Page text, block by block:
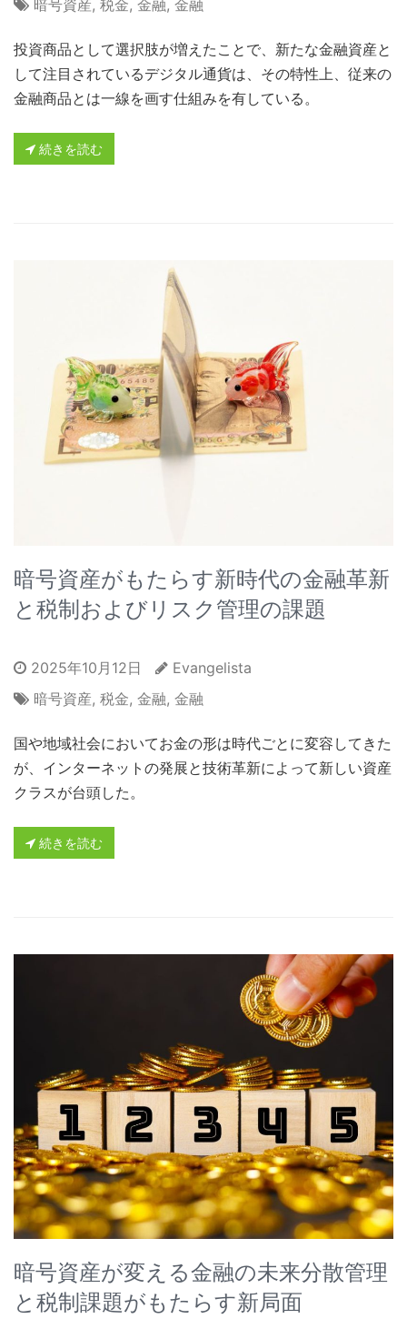
暗号資産, 税金, 金融, 金融
投資商品として選択肢が増えたことで、新たな金融資産と
して注目されているデジタル通貨は、その特性上、従来の
金融商品とは一線を画す仕組みを有している。
続きを読む
暗号資産がもたらす新時代の金融革新
と税制およびリスク管理の課題
2025年10月12日
Evangelista
暗号資産, 税金, 金融, 金融
国や地域社会においてお金の形は時代ごとに変容してきた
が、インターネットの発展と技術革新によって新しい資産
クラスが台頭した。
続きを読む
暗号資産が変える金融の未来分散管理
と税制課題がもたらす新局面